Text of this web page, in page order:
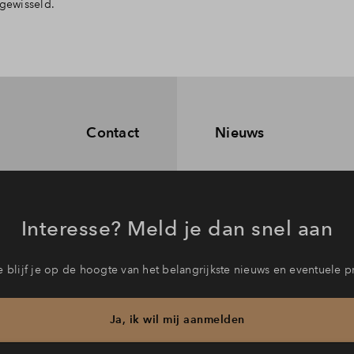
Contact Nieuws
Interesse? Meld je dan snel aan
blijf je op de hoogte van het belangrijkste nieuws en eventuele
Ja, ik wil mij aanmelden